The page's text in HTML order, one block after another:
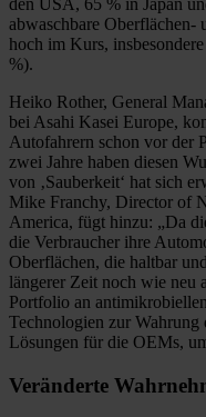
den USA, 65 % in Japan
abwaschbare Oberflächen-
hoch im Kurs,
%).
Heiko Rother, General
bei Asahi Kasei Europe,
Autofahrern schon vor der
zwei Jahre haben diesen
von ‚Sauberkeit‘ hat sich
Mike Franchy, Director of
America, fügt hinzu: „Da
die Verbraucher ihre
Oberflächen, die haltbar
längerer Zeit noch wie neu
Portfolio an
Technologien zur
Lösungen für die OEMs,
Veränderte